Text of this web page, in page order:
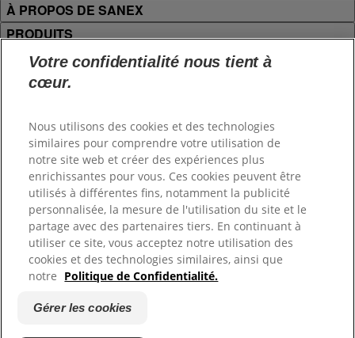
À PROPOS DE SANEX
PRODUITS
JURIDIQUE ET CONTACT
Sitemap
Mentions légales
Conditions d'utilisation
Gérer les cookies
Votre confidentialité nous tient à
cœur.
Nous utilisons des cookies et des technologies
similaires pour comprendre votre utilisation de
notre site web et créer des expériences plus
enrichissantes pour vous. Ces cookies peuvent être
utilisés à différentes fins, notamment la publicité
personnalisée, la mesure de l'utilisation du site et le
partage avec des partenaires tiers. En continuant à
utiliser ce site, vous acceptez notre utilisation des
cookies et des technologies similaires, ainsi que
notre Politique de Confidentialité.
Gérer les cookies